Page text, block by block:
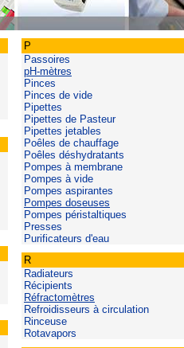
P
Passoires
pH-mètres
Pinces
Pinces de vide
Pipettes
Pipettes de Pasteur
Pipettes jetables
Poêles de chauffage
Poêles déshydratants
Pompes à membrane
Pompes à vide
Pompes aspirantes
Pompes doseuses
Pompes péristaltiques
Presses
Purificateurs d'eau
R
Radiateurs
Récipients
Réfractomètres
Refroidisseurs à circulation
Rinceuse
Rotavapors